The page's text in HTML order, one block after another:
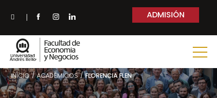
ADMISIÓN
INICIO / ACADÉMICOS / FLORENCIA FLEN